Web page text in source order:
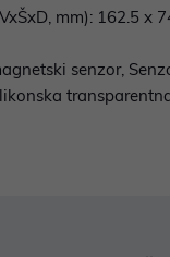
mm): 162.5 x
senzor,